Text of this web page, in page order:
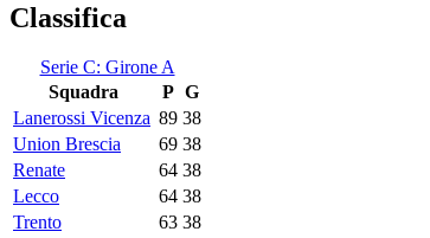
Classifica
Serie C: Girone A
Squadra
P G
Lanerossi Vicenza 89 38
Union Brescia
69 38
Renate
64 38
Lecco
64 38
Trento
63 38